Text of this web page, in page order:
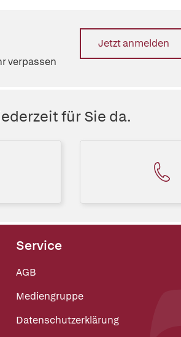
verpassen
Jetzt anmelden
für Sie da.
Service
AGB
Mediengruppe
Datenschutzerklärung